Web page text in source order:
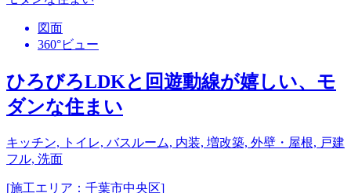
図面
360°ビュー
ひろびろLDKと回遊動線が嬉しい、モ
ダンな住まい
キッチン, トイレ, バスルーム, 内装, 増改築, 外壁・屋根, 戸建
フル, 洗面
[施工エリア：千葉市中央区]